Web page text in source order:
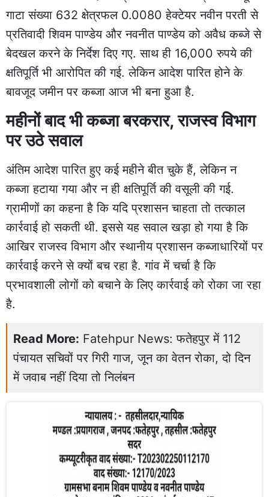
गाटा संख्या 632 क्षेत्रफल 0.0080 हेक्टेयर नवीन परती से
प्रतिवादी शिवम पाण्डेय और नवनीत पाण्डेय को अवैध कब्जे से
बेदखल करने के निर्देश दिए गए. साथ ही 16,000 रुपये की
क्षतिपूर्ति भी आरोपित की गई. लेकिन आदेश पारित होने के
बावजूद जमीन पर कब्जा आज भी बना हुआ है.
महीनों बाद भी कब्जा बरकरार, राजस्व विभाग
पर उठे सवाल
अंतिम आदेश पारित हुए कई महीने बीत चुके हैं, लेकिन न
कब्जा हटाया गया और न ही क्षतिपूर्ति की वसूली की गई.
ग्रामीणों का कहना है कि यदि प्रशासन चाहता तो तत्काल
कार्रवाई हो सकती थी. इससे यह सवाल खड़ा हो गया है कि
आखिर राजस्व विभाग और स्थानीय प्रशासन कब्जाधारियों पर
कार्रवाई करने से क्यों बच रहा है. गांव में चर्चा है कि
प्रभावशाली लोगों को बचाने के लिए कार्रवाई को रोका जा रहा
है.
Read More: Fatehpur News: फतेहपुर में 112
पंचायत सचिवों पर गिरी गाज, जून का वेतन रोका, दो दिन
में जवाब नहीं दिया तो निलंबन